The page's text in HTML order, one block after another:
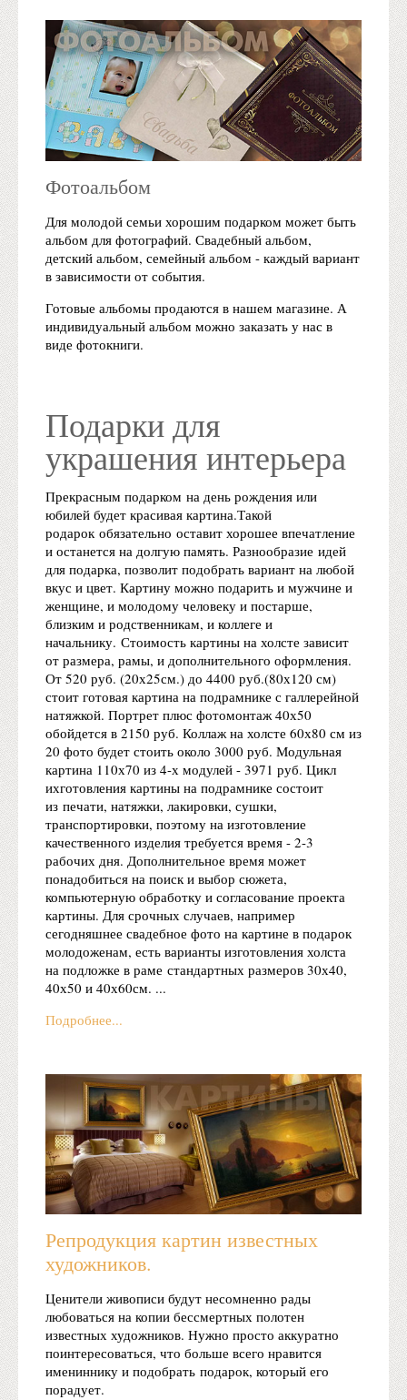
Фотоальбом
Для молодой семьи хорошим подарком может быть
альбом для фотографий. Свадебный альбом,
детский альбом, семейный альбом - каждый вариант
в зависимости от события.
Готовые альбомы продаются в нашем магазине. А
индивидуальный альбом можно заказать у нас в
виде фотокниги.
Подарки для
украшения интерьера
Прекрасным подарком на день рождения или
юбилей будет красивая картина.Такой
родарок обязательно оставит хорошее впечатление
и останется на долгую память. Разнообразие идей
для подарка, позволит подобрать вариант на любой
вкус и цвет. Картину можно подарить и мужчине и
женщине, и молодому человеку и постарше,
близким и родственникам, и коллеге и
начальнику. Стоимость картины на холсте зависит
от размера, рамы, и дополнительного оформления.
От 520 руб. (20х25см.) до 4400 руб.(80х120 см)
стоит готовая картина на подрамнике с галлерейной
натяжкой. Портрет плюс фотомонтаж 40х50
обойдется в 2150 руб. Коллаж на холсте 60х80 см из
20 фото будет стоить около 3000 руб. Модульная
картина 110х70 из 4-х модулей - 3971 руб. Цикл
ихготовления картины на подрамнике состоит
из печати, натяжки, лакировки, сушки,
транспортировки, поэтому на изготовление
качественного изделия требуется время - 2-3
рабочих дня. Дополнительное время может
понадобиться на поиск и выбор сюжета,
компьютерную обработку и согласование проекта
картины. Для срочных случаев, например
сегодняшнее свадебное фото на картине в подарок
молодоженам, есть варианты изготовления холста
на подложке в раме стандартных размеров 30х40,
40х50 и 40х60см. ...
Подробнее...
Репродукция картин известных
художников.
Ценители живописи будут несомненно рады
любоваться на копии бессмертных полотен
известных художников. Нужно просто аккуратно
поинтересоваться, что больше всего нравится
имениннику и подобрать подарок, который его
порадует.